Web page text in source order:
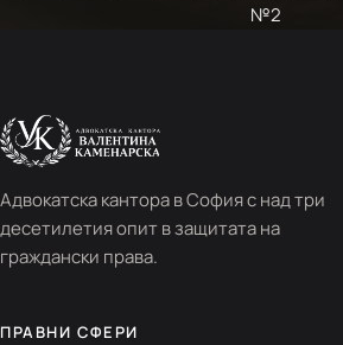
№2
Адвокатска кантора в София с над три
десетилетия опит в защитата на
граждански права.
ПРАВНИ СФЕРИ